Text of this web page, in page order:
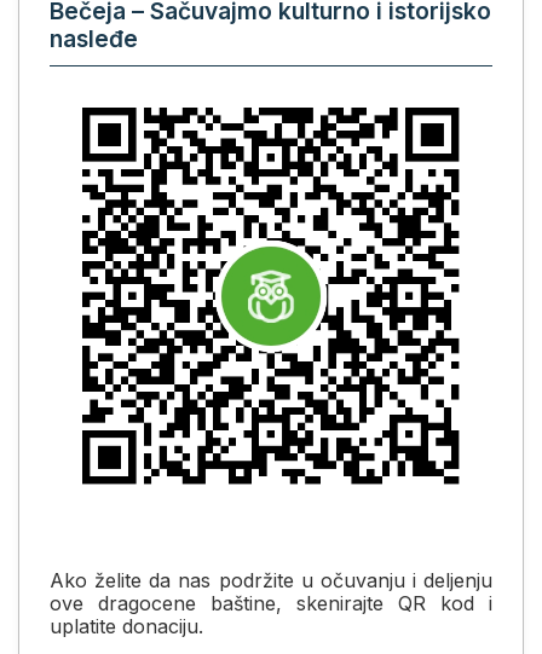
Bečeja – Sačuvajmo kulturno i istorijsko
nasleđe
Ako želite da nas podržite u očuvanju i deljenju
ove dragocene baštine, skenirajte QR kod i
uplatite donaciju.